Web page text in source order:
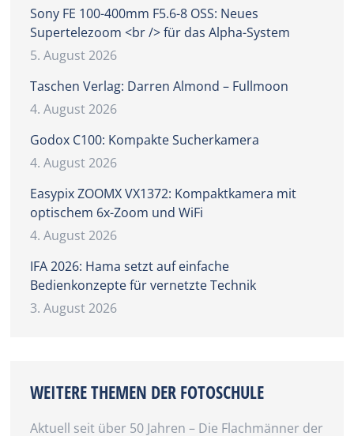
Sony FE 100-400mm F5.6-8 OSS: Neues
Supertelezoom <br /> für das Alpha-System
5. August 2026
Taschen Verlag: Darren Almond – Fullmoon
4. August 2026
Godox C100: Kompakte Sucherkamera
4. August 2026
Easypix ZOOMX VX1372: Kompaktkamera mit
optischem 6x-Zoom und WiFi
4. August 2026
IFA 2026: Hama setzt auf einfache
Bedienkonzepte für vernetzte Technik
3. August 2026
WEITERE THEMEN DER FOTOSCHULE
Aktuell seit über 50 Jahren – Die Flachmänner der